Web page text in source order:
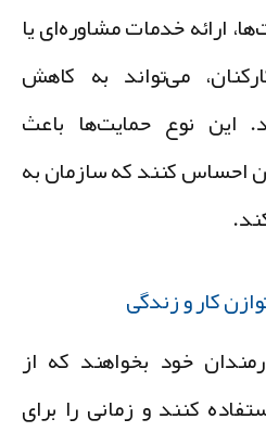
ارائه خدمات مشاوره‌ای یا
می‌تواند به کاهش
نوع حمایت‌ها باعث
کنند که سازمان به
خود بخواهند که از
کنند و زمانی را برای